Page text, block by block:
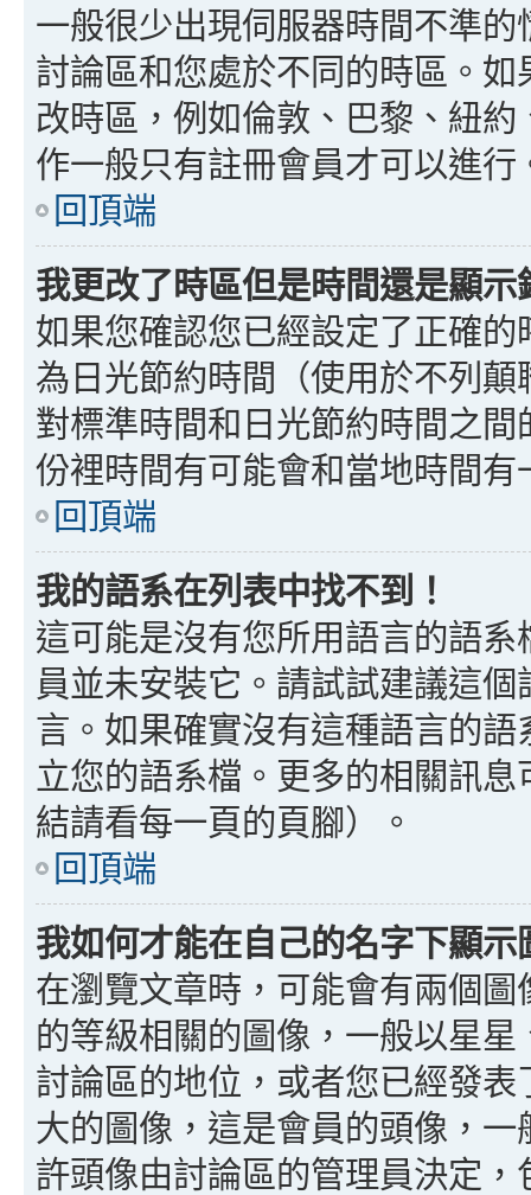
一般很少出現伺服器時間不準
討論區和您處於不同的時區。
改時區，例如倫敦、巴黎、紐
作一般只有註冊會員才可以進
回頂端
我更改了時區但是時間還是顯示
如果您確認您已經設定了正確
為日光節約時間（使用於不列
對標準時間和日光節約時間之
份裡時間有可能會和當地時間
回頂端
我的語系在列表中找不到！
這可能是沒有您所用語言的語
員並未安裝它。請試試建議這
言。如果確實沒有這種語言的
立您的語系檔。更多的相關訊
結請看每一頁的頁腳）。
回頂端
我如何才能在自己的名字下顯示
在瀏覽文章時，可能會有兩個
的等級相關的圖像，一般以星
討論區的地位，或者您已經發
大的圖像，這是會員的頭像，
許頭像由討論區的管理員決定